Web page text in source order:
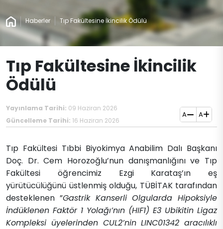
Haberler Tıp Fakültesine İkincilik Ödülü
Tıp Fakültesine İkincilik
Ödülü
Yayınlama Tarihi: 09 Haziran 2026
Güncelleme Tarihi: 16 Haziran 2026
A A
Tıp Fakültesi Tıbbi Biyokimya Anabilim Dalı Başkanı
Doç. Dr. Cem Horozoğlu’nun danışmanlığını ve Tıp
Fakültesi öğrencimiz Ezgi Karataş’ın eş
yürütücülüğünü üstlenmiş olduğu, TÜBİTAK tarafından
desteklenen ”Gastrik Kanserli Olgularda Hipoksiyle
İndüklenen Faktör 1 Yolağı’nın (HIF1) E3 Ubikitin Ligaz
Kompleksi üyelerinden CUL2’nin LINC01342 aracılıklı